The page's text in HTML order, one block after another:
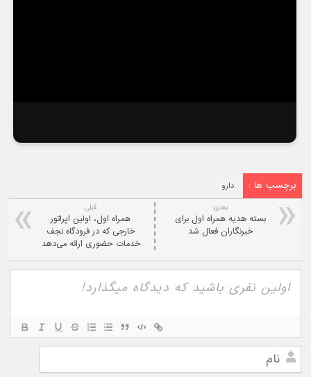
برچسب ها : دارو
قبلی
همراه اول، اولین اپراتور
خارجی که در فرودگاه نجف
خدمات حضوری ارائه می‌دهد
بعدی:
بسته هدیه همراه اول برای
خبرنگاران فعال شد
نام